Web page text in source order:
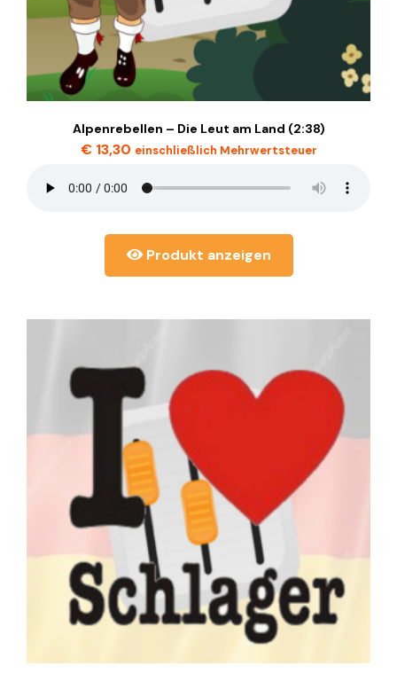
Alpenrebellen – Die Leut am Land (2:38)
€13,30 einschließlich Mehrwertsteuer
Produkt anzeigen